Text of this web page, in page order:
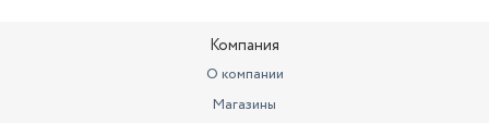
Компания
О компании
Магазины